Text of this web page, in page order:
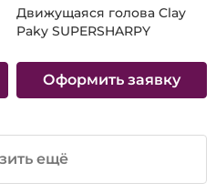
Движущаяся голова Clay
Paky SUPERSHARPY
Оформить заявку
ещё